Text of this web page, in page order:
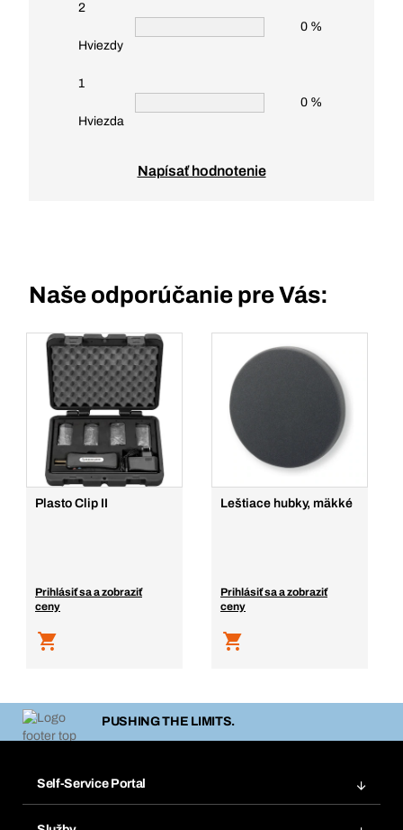
2
Hviezdy
0 %
1
Hviezda
0 %
Napísať hodnotenie
Naše odporúčanie pre Vás:
Plasto Clip II
Prihlásiť sa a zobraziť
ceny
Leštiace hubky, mäkké
Prihlásiť sa a zobraziť
ceny
PUSHING THE LIMITS.
Self-Service Portal